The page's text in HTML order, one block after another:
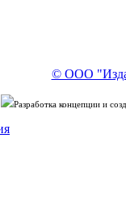
© ООО
Разработка концепции и